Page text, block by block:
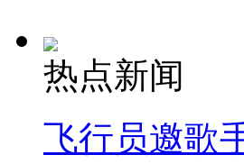
热点新闻
飞行员邀歌